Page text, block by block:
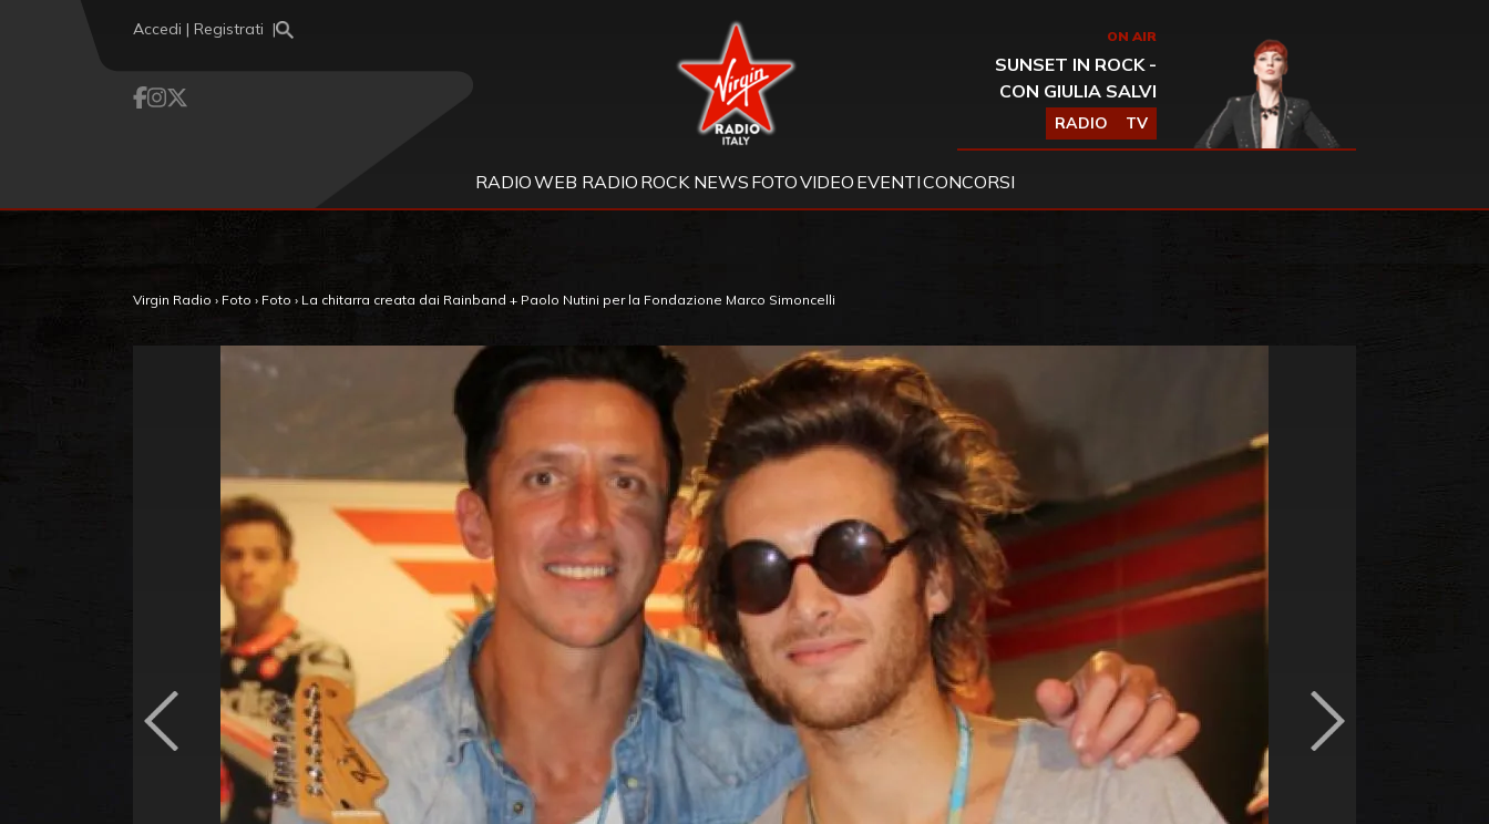
Accedi | Registrati Virgin Radio ON AIR
SUNSET IN ROCK -
CON GIULIA SALVI
RADIO TV
RADIOWEB RADIO ROCK NEWS FOTOVIDEO EVENTICONCORSI
Virgin Radio › Foto › Foto › La chitarra creata dai Rainband + Paolo Nutini per la Fondazione Marco Simoncelli